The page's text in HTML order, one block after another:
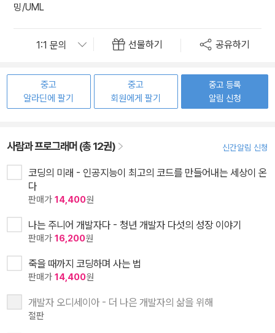
밍/UML
선물하기 공유하기
중고
알라딘에 팔기
중고
회원에게 팔기
중고 등록
알림 신청
사람과 프로그래머 (총 12권) 신간알림 신청
코딩의 미래 - 인공지능이 최고의 코드를 만들어내는 세상이 온
다
판매가 14,400원
나는 주니어 개발자다 - 청년 개발자 다섯의 성장 이야기
판매가 16,200원
죽을 때까지 코딩하며 사는 법
판매가 14,400원
개발자 오디세이아 - 더 나은 개발자의 삶을 위해
절판